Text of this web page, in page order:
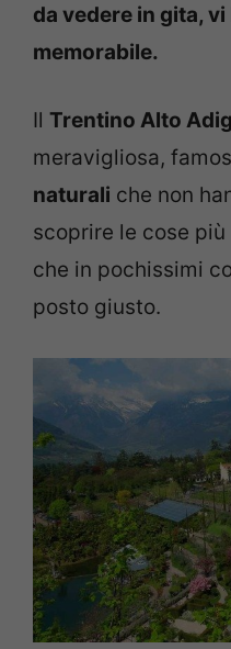
da vedere in gita,
memorabile.
Il Trentino Alto
meravigliosa,
naturali che non
scoprire le cose
che in pochissimi
posto giusto.